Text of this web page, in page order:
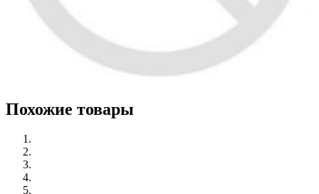
Похожие товары